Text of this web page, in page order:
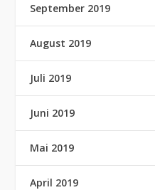
September 2019
August 2019
Juli 2019
Juni 2019
Mai 2019
April 2019